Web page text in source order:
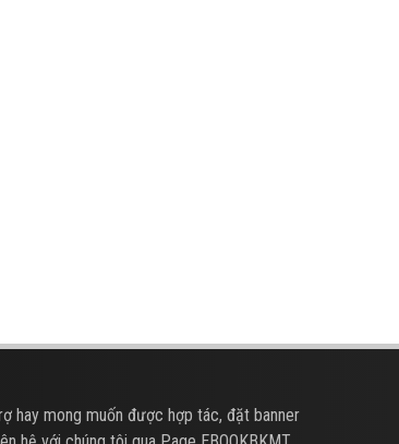
hay mong muốn được hợp tác, đặt banner